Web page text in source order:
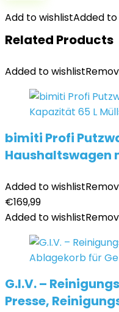
Add to wishlistAdded
Related Products
Added to wishlist
bimiti Profi
Haushaltswagen
Added to wishlist
€169,99
Added to wishlist
G.I.V. –
Presse,